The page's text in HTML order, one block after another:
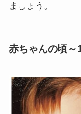
ましょう。
赤ちゃんの頃～